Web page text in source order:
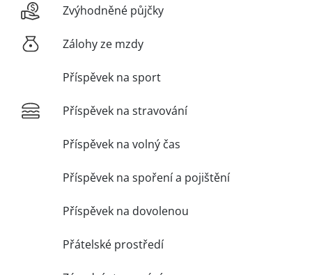
Zvýhodněné půjčky
Zálohy ze mzdy
Příspěvek na sport
Příspěvek na stravování
Příspěvek na volný čas
Příspěvek na spoření a pojištění
Příspěvek na dovolenou
Přátelské prostředí